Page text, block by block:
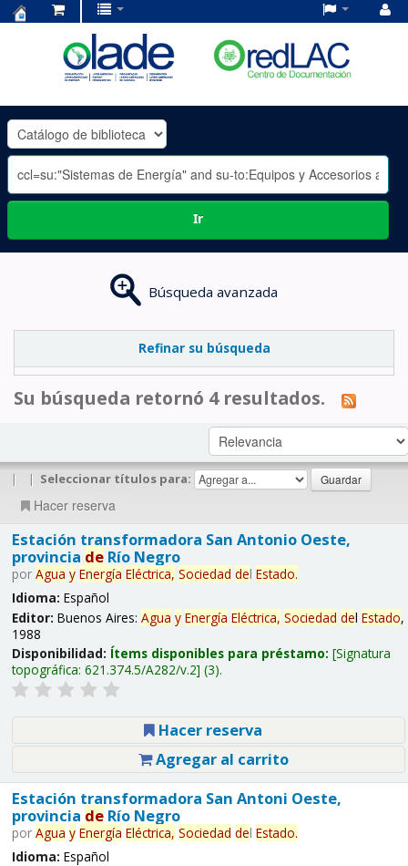
OLADE
-
Ir
Búsqueda avanzada
Refinar su búsqueda
Su búsqueda retornó 4 resultados.
| | Seleccionar títulos para:
Hacer reserva
Estación transformadora San Antonio Oeste,
provincia deRío Negro
por Agua y Energía Eléctrica, Sociedad del Estado.
Idioma: Español
Editor: Buenos Aires: Agua y Energía Eléctrica, Sociedad del Estado,
1988
Disponibilidad: Ítems disponibles para préstamo: Signatura
topográfica: 621.374.5/A282/v.2 (3).
Hacer reserva
Agregar al carrito
Estación transformadora San Antoni Oeste,
provincia deRío Negro
por Agua y Energía Eléctrica, Sociedad del Estado.
Idioma: Español